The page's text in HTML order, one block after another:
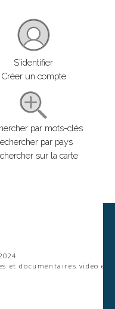
S'identifier
Créer un compte
par mots-clés
par pays
sur la carte
et documentaires video et